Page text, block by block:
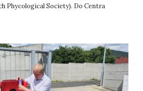
Phycological Society). Do Centra